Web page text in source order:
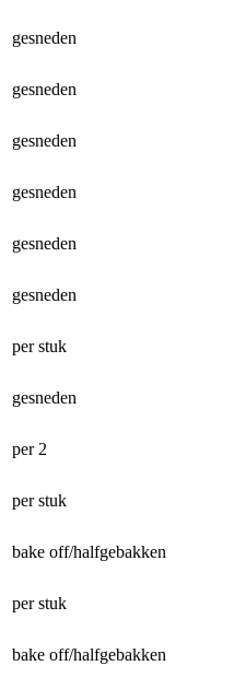
gesneden
gesneden
gesneden
gesneden
gesneden
gesneden
per stuk
gesneden
per 2
per stuk
bake off/halfgebakken
per stuk
bake off/halfgebakken